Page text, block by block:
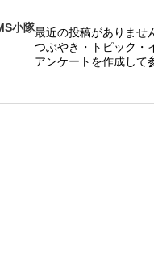
小隊最近の投稿がありませ
つぶやき・トピック・
アンケートを作成して